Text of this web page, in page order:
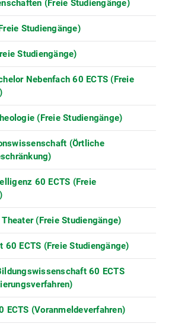
(2012) vom 29.
Satzung zur Änderung der
Maximilians-Universität
(2010) vom 4. Juni
(PDF, 17 KB)
Satzung zur Änderung der
und Studienordnung der
Maximilians-Universität
für den
vom 3. November
(PDF, 86 KB)
Dritte Satzung zur Änderung der
und Studienordnung der
Maximilians-Universität
vom 5. Oktober
Satzung zur Änderung der
und Studienordnung der
(Freie Studiengänge)
Studiengänge)
Studiengänge)
Nebenfach 60 ECTS (Freie
(Freie Studiengänge)
(Örtliche
60 ECTS (Freie
(Freie Studiengänge)
60 ECTS (Freie Studiengänge)
60 ECTS
ECTS (Voranmeldeverfahren)